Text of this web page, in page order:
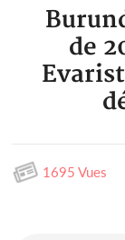
de
1695 Vues